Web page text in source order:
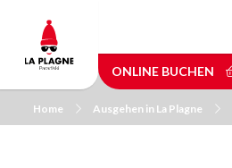
main
content
ONLINE BUCHEN
Home Ausgehen in La Plagne